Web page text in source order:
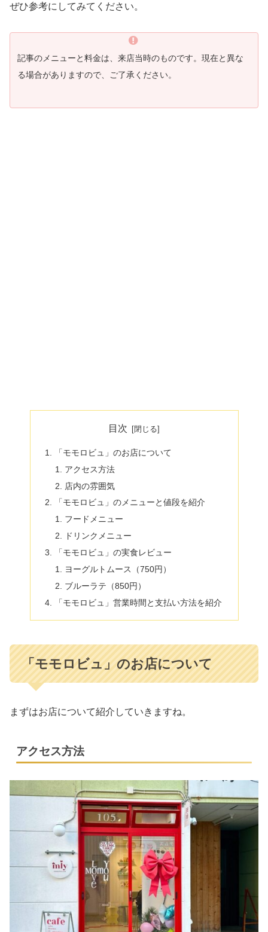
ぜひ参考にしてみてください。
記事のメニューと料金は、来店当時のものです。現在と異な
る場合がありますので、ご了承ください。
目次
「モモロビュ」のお店について
アクセス方法
店内の雰囲気
「モモロビュ」のメニューと値段を紹介
フードメニュー
ドリンクメニュー
「モモロビュ」の実食レビュー
ヨーグルトムース（750円）
ブルーラテ（850円）
「モモロビュ」営業時間と支払い方法を紹介
「モモロビュ」のお店について
まずはお店について紹介していきますね。
アクセス方法